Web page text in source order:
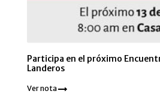
Participa en el próximo
Landeros
Ver nota